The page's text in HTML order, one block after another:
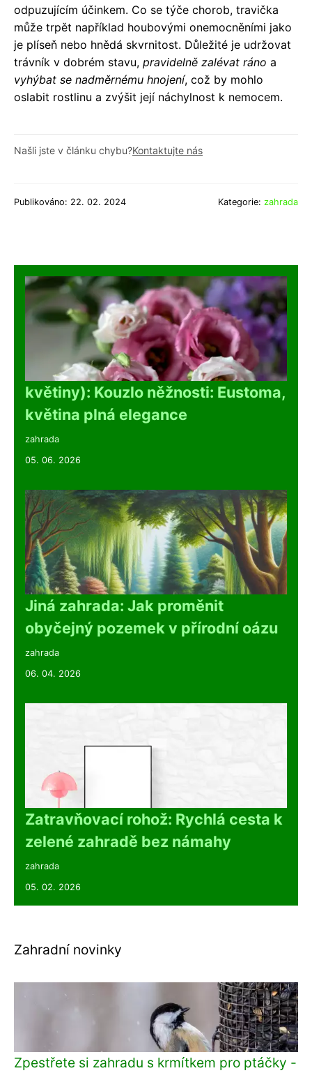
odpuzujícím účinkem. Co se týče chorob, travička
může trpět například houbovými onemocněními jako
je plíseň nebo hnědá skvrnitost. Důležité je udržovat
trávník v dobrém stavu, pravidelně zalévat ráno a
vyhýbat se nadměrnému hnojení, což by mohlo
oslabit rostlinu a zvýšit její náchylnost k nemocem.
Našli jste v článku chybu?Kontaktujte nás
Publikováno: 22. 02. 2024 Kategorie: zahrada
květiny): Kouzlo něžnosti: Eustoma,
květina plná elegance
zahrada
05. 06. 2026
Jiná zahrada: Jak proměnit
obyčejný pozemek v přírodní oázu
zahrada
06. 04. 2026
Zatravňovací rohož: Rychlá cesta k
zelené zahradě bez námahy
zahrada
05. 02. 2026
Zahradní novinky
Zpestřete si zahradu s krmítkem pro ptáčky -